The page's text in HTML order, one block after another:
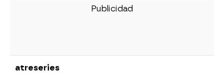
atreseries